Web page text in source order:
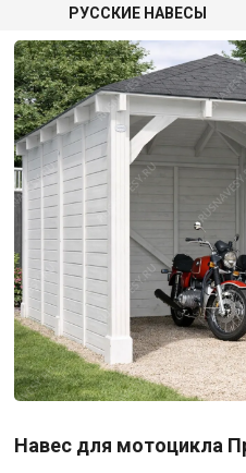
РУССКИЕ НАВЕСЫ
Навес для мотоцикла